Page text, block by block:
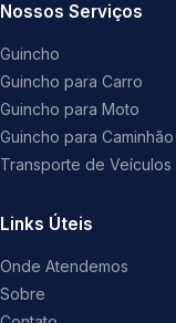
Nossos Serviços
Guincho
Guincho para Carro
Guincho para Moto
Guincho para Caminhão
Transporte de Veículos
Links Úteis
Onde Atendemos
Sobre